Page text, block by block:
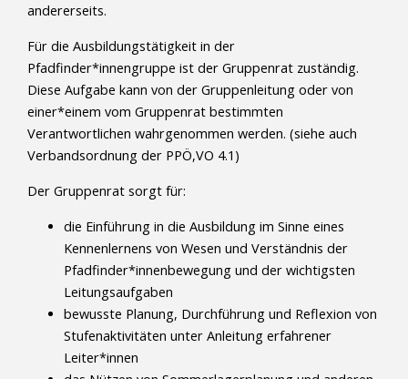
andererseits.
Für die Ausbildungstätigkeit in der
Pfadfinder*innengruppe ist der Gruppenrat zuständig.
Diese Aufgabe kann von der Gruppenleitung oder von
einer*einem vom Gruppenrat bestimmten
Verantwortlichen wahrgenommen werden. (siehe auch
Verbandsordnung der PPÖ,VO 4.1)
Der Gruppenrat sorgt für:
die Einführung in die Ausbildung im Sinne eines
Kennenlernens von Wesen und Verständnis der
Pfadfinder*innenbewegung und der wichtigsten
Leitungsaufgaben
bewusste Planung, Durchführung und Reflexion von
Stufenaktivitäten unter Anleitung erfahrener
Leiter*innen